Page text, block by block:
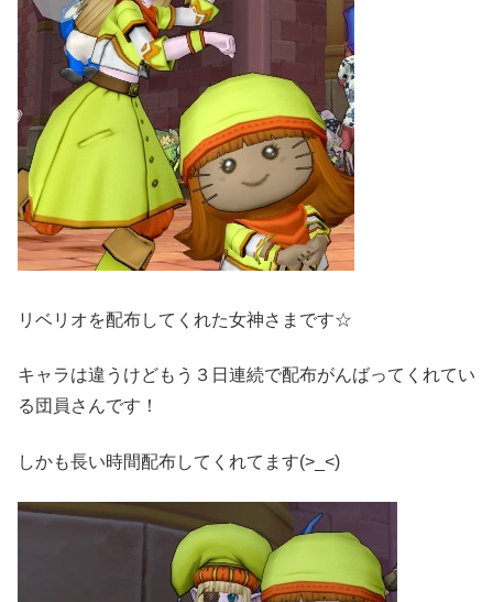
リベリオを配布してくれた女神さまです☆
キャラは違うけどもう３日連続で配布がんばってくれてい
る団員さんです！
しかも長い時間配布してくれてます(>_<)